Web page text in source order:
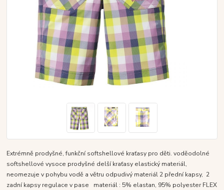
Extrémně prodyšné, funkční softshellové kraťasy pro děti. voděodolné
softshellové vysoce prodyšné delší kraťasy elastický materiál,
neomezuje v pohybu vodě a větru odpudivý materiál 2 přední kapsy, 2
zadní kapsy regulace v pase materiál : 5% elastan, 95% polyester FLEX